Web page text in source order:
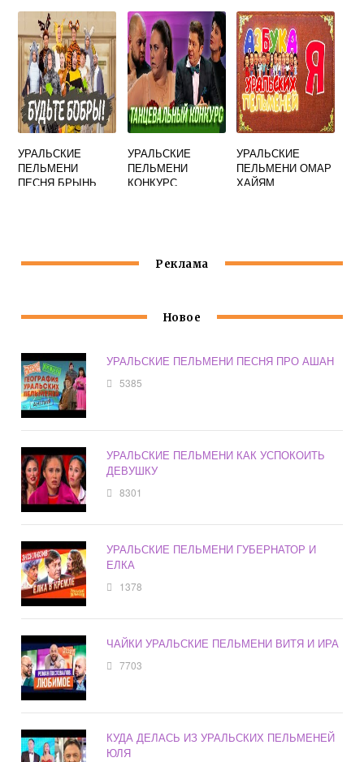
УРАЛЬСКИЕ
ПЕЛЬМЕНИ
ПЕСНЯ БРЫНЬ
УРАЛЬСКИЕ
ПЕЛЬМЕНИ
КОНКУРС
УРАЛЬСКИЕ
ПЕЛЬМЕНИ ОМАР
ХАЙЯМ
Реклама
Новое
УРАЛЬСКИЕ ПЕЛЬМЕНИ ПЕСНЯ ПРО АШАН
5385
УРАЛЬСКИЕ ПЕЛЬМЕНИ КАК УСПОКОИТЬ
ДЕВУШКУ
8301
УРАЛЬСКИЕ ПЕЛЬМЕНИ ГУБЕРНАТОР И
ЕЛКА
1378
ЧАЙКИ УРАЛЬСКИЕ ПЕЛЬМЕНИ ВИТЯ И ИРА
7703
КУДА ДЕЛАСЬ ИЗ УРАЛЬСКИХ ПЕЛЬМЕНЕЙ
ЮЛЯ